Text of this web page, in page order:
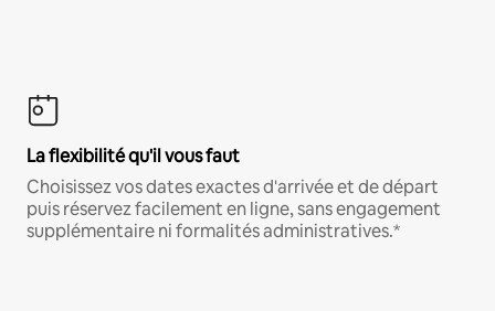
La flexibilité qu'il vous faut
Choisissez vos dates exactes d'arrivée et de départ
puis réservez facilement en ligne, sans engagement
supplémentaire ni formalités administratives.*